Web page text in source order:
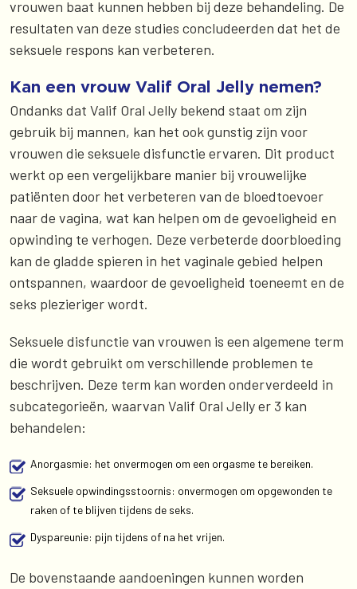
vrouwen baat kunnen hebben bij deze behandeling. De
resultaten van deze studies concludeerden dat het de
seksuele respons kan verbeteren.
Kan een vrouw Valif Oral Jelly nemen?
Ondanks dat Valif Oral Jelly bekend staat om zijn
gebruik bij mannen, kan het ook gunstig zijn voor
vrouwen die seksuele disfunctie ervaren. Dit product
werkt op een vergelijkbare manier bij vrouwelijke
patiënten door het verbeteren van de bloedtoevoer
naar de vagina, wat kan helpen om de gevoeligheid en
opwinding te verhogen. Deze verbeterde doorbloeding
kan de gladde spieren in het vaginale gebied helpen
ontspannen, waardoor de gevoeligheid toeneemt en de
seks plezieriger wordt.
Seksuele disfunctie van vrouwen is een algemene term
die wordt gebruikt om verschillende problemen te
beschrijven. Deze term kan worden onderverdeeld in
subcategorieën, waarvan Valif Oral Jelly er 3 kan
behandelen:
Anorgasmie: het onvermogen om een orgasme te bereiken.
Seksuele opwindingsstoornis: onvermogen om opgewonden te
raken of te blijven tijdens de seks.
Dyspareunie: pijn tijdens of na het vrijen.
De bovenstaande aandoeningen kunnen worden